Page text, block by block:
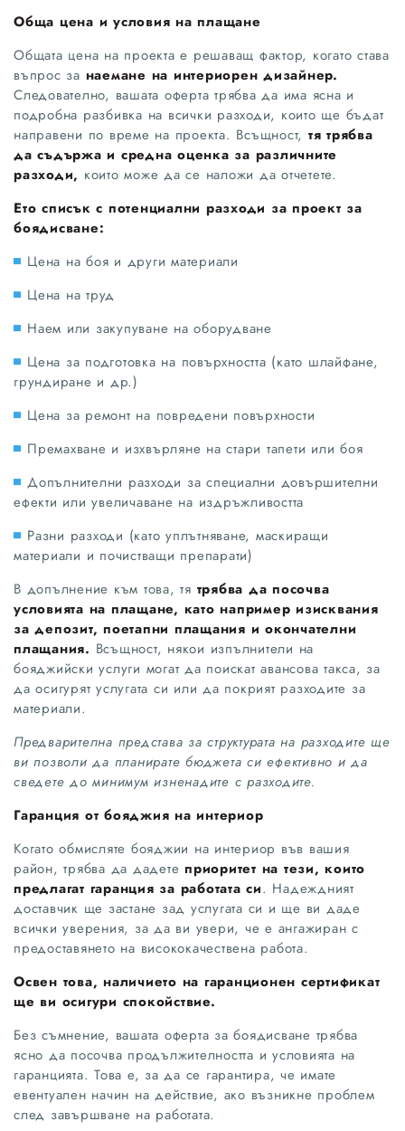
Обща цена и условия на плащане
Общата цена на проекта е решаващ фактор, когато става
въпрос за наемане на интериорен дизайнер.
Следователно, вашата оферта трябва да има ясна и
подробна разбивка на всички разходи, които ще бъдат
направени по време на проекта. Всъщност, тя трябва
да съдържа и средна оценка за различните
разходи, които може да се наложи да отчетете.
Ето списък с потенциални разходи за проект за
боядисване:
Цена на боя и други материали
Цена на труд
Наем или закупуване на оборудване
Цена за подготовка на повърхността (като шлайфане,
грундиране и др.)
Цена за ремонт на повредени повърхности
Премахване и изхвърляне на стари тапети или боя
Допълнителни разходи за специални довършителни
ефекти или увеличаване на издръжливостта
Разни разходи (като уплътняване, маскиращи
материали и почистващи препарати)
В допълнение към това, тя трябва да посочва
условията на плащане, като например изисквания
за депозит, поетапни плащания и окончателни
плащания. Всъщност, някои изпълнители на
бояджийски услуги могат да поискат авансова такса, за
да осигурят услугата си или да покрият разходите за
материали.
Предварителна представа за структурата на разходите ще
ви позволи да планирате бюджета си ефективно и да
сведете до минимум изненадите с разходите.
Гаранция от бояджия на интериор
Когато обмисляте бояджии на интериор във вашия
район, трябва да дадете приоритет на тези, които
предлагат гаранция за работата си. Надеждният
доставчик ще застане зад услугата си и ще ви даде
всички уверения, за да ви увери, че е ангажиран с
предоставянето на висококачествена работа.
Освен това, наличието на гаранционен сертификат
ще ви осигури спокойствие.
Без съмнение, вашата оферта за боядисване трябва
ясно да посочва продължителността и условията на
гаранцията. Това е, за да се гарантира, че имате
евентуален начин на действие, ако възникне проблем
след завършване на работата.